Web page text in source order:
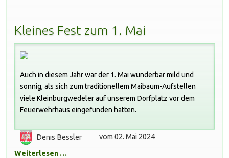
Kleines Fest zum 1. Mai
Auch in diesem Jahr war der 1. Mai wunderbar mild und
sonnig, als sich zum traditionellem Maibaum-Aufstellen
viele Kleinburgwedeler auf unserem Dorfplatz vor dem
Feuerwehrhaus eingefunden hatten.
Denis Bessler vom 02. Mai 2024
Weiterlesen …